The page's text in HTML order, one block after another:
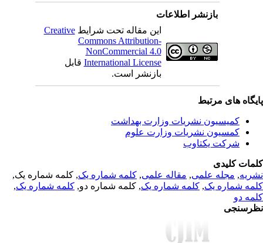
بازنشر اطلاعات
این مقاله تحت شرایطCreative
Commons Attribution-
NonCommercial 4.0
International Licenseقابل
بازنشر است.
های مرتبط
کمیسیون نشریات وزارت بهداشت
کمسیون نشریات وزارت علوم
شرکت یکتاوب
کلیدی
,مجله علمی, مقاله علمی, کلمه شماره یک, کلمه شماره یک,
شماره یک,کلمه شماره یک, کلمه شماره دو,کلمه شماره یک,
دو